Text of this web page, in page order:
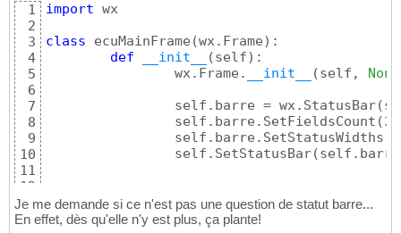
1
2
3
4
5
6
7
8
9
10
11
12
13
14
import wx
class ecuMainFrame (wx.Frame) :
def
__init__ (self) :
		wx.Frame.
__init__ (self, None
		self.barre = wx.StatusBar
(
		self.barre.SetFieldsCount
(2
		self.barre.SetStatusWidths
		self.SetStatusBar
(self.barre
class ecuGUI (wx.App ):
def OnInit( self):
Je me demande si ce n'est pas une question de statut barre...
En effet, dès qu'elle n'y est plus, ça plante!